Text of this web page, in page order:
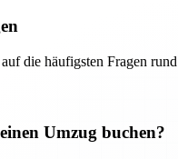
die häufigsten Fragen
Umzug buchen?